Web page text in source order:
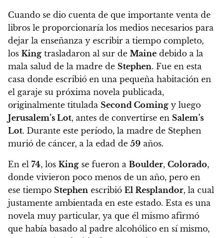
Cuando se dio cuenta de que importante venta de
libros le proporcionaría los medios necesarios para
dejar la enseñanza y escribir a tiempo completo,
los King trasladaron al sur de Maine debido a la
mala salud de la madre de Stephen. Fue en esta
casa donde escribió en una pequeña habitación en
el garaje su próxima novela publicada,
originalmente titulada Second Coming y luego
Jerusalem’s Lot, antes de convertirse en Salem’s
Lot. Durante este período, la madre de Stephen
murió de cáncer, a la edad de 59 años.
En el 74, los King se fueron a Boulder, Colorado,
donde vivieron poco menos de un año, pero en
ese tiempo Stephen escribió El Resplandor, la cual
justamente ambientada en este estado. Esta es una
novela muy particular, ya que él mismo afirmó
que había basado al padre alcohólico en sí mismo,